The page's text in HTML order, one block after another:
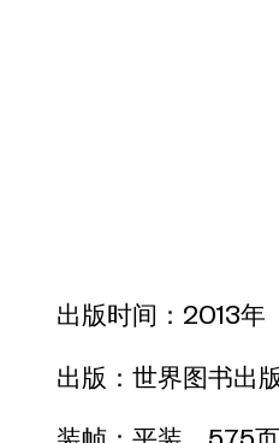
出版时间：2013年
出版：世界图书出